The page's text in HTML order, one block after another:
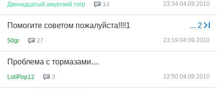
Двенадцатый амурский тигр 14 23:34 04.09.2010
... 2
Помогите советом пожалуйста!!!!1
50gr 27 23:19 04.09.2010
Проблема с тормазами....
LoliPop12 3 22:50 04.09.2010